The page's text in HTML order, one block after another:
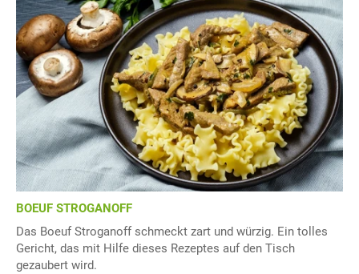
BOEUF STROGANOFF
Das Boeuf Stroganoff schmeckt zart und würzig. Ein tolles
Gericht, das mit Hilfe dieses Rezeptes auf den Tisch
gezaubert wird.